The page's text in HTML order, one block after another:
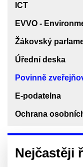
ICT
EVVO -
Žákovský
Úřední deska
Povinně
E-podatelna
Ochrana
Nejčastěji